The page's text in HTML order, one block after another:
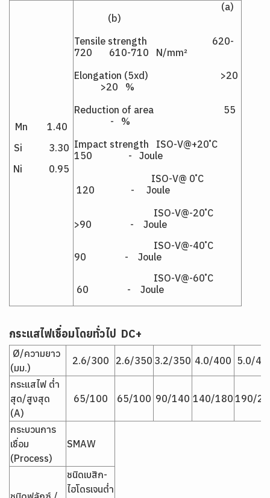
Mn 1.40
Si 3.30
Ni 0.95
(a)
(b)
Tensile strength 620-
720 610-710 N/mm²
Elongation (5xd) >20
>20 %
Reduction of area 55
- %
Impact strength ISO-V@+20 ํC
150 - Joule
ISO-V@ 0 ํC
120 - Joule
ISO-V@-20 ํC
>90 - Joule
ISO-V@-40 ํC
90 - Joule
ISO-V@-60 ํC
60 - Joule
กระแสไฟเชื่อมโดยทั่วไป DC+
Ø/ความยาว
(มม.)
2.6/300 2.6/350 3.2/350 4.0/400 5.0/
กระแสไฟ ต่ำ
สุด/สูงสุด
(A)
65/100 65/100 90/140 140/180 190/
กระบวนการ
เชื่อม
(Process)
SMAW
ชนิดเบสิก-
ไฮโดรเจนต่ำ